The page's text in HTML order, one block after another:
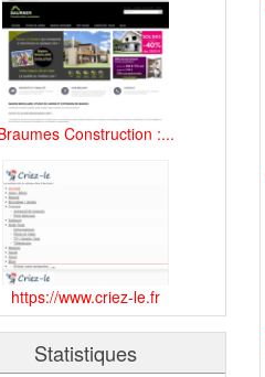
Construction :...
https://www.criez-le.fr
Statistiques